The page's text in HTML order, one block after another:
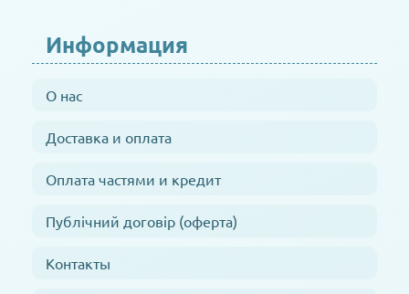
Информация
О нас
Доставка и оплата
Оплата частями и кредит
Публічний договір (оферта)
Контакты